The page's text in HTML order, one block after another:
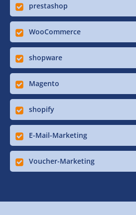
prestashop
WooCommerce
shopware
Magento
shopify
E-Mail-Marketing
Voucher-Marketing